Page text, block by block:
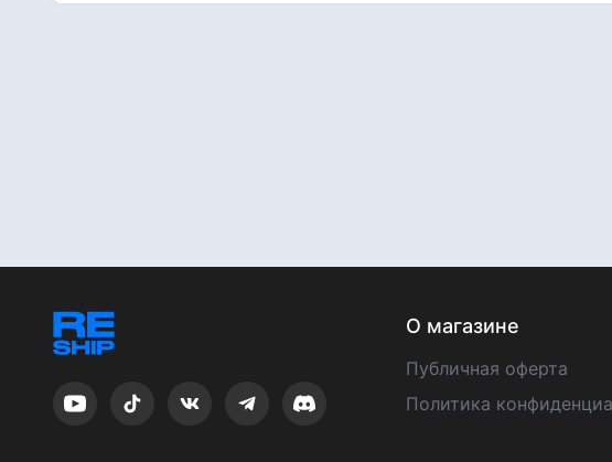
О магазине
Публичная оферта
Политика